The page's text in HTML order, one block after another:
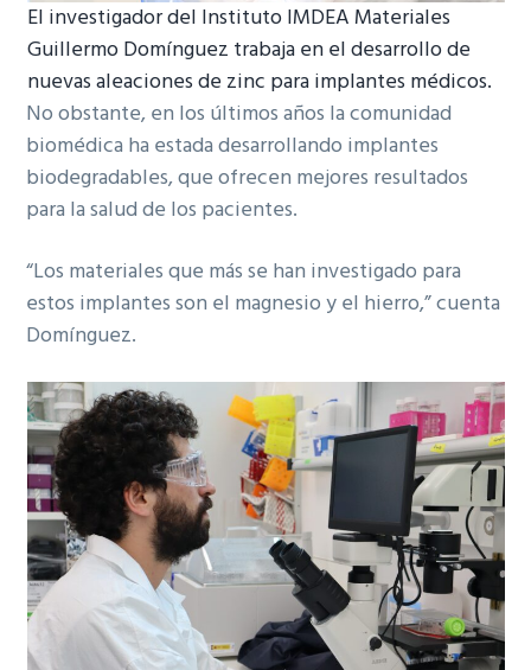
El investigador del Instituto IMDEA Materiales
Guillermo Domínguez trabaja en el desarrollo de
nuevas aleaciones de zinc para implantes médicos.
No obstante, en los últimos años la comunidad
biomédica ha estada desarrollando implantes
biodegradables, que ofrecen mejores resultados
para la salud de los pacientes.
“Los materiales que más se han investigado para
estos implantes son el magnesio y el hierro,” cuenta
Domínguez.